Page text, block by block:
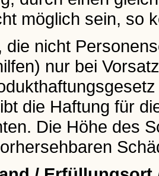
möglich sein, so
die nicht
nur bei
die Haftung für
Die Höhe des